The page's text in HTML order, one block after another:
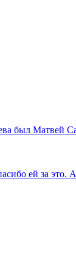
был Матвей
ей за это.